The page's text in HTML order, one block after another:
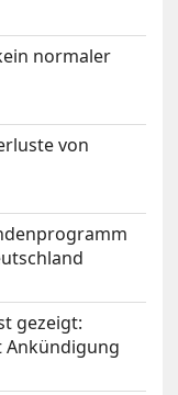
normaler
von
gezeigt:
Ankündigung